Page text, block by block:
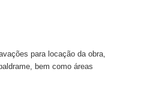
para locação da obra,
bem como áreas